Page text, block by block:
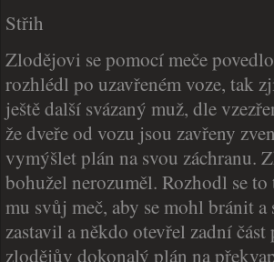
Střih
Zlodějovi se pomocí meče
rozhlédl po uzavřeném voze, tak
ještě další svázaný muž, dle
že dveře od vozu jsou zavřeny
vymýšlet plán na svou záchranu.
bohužel nerozuměl. Rozhodl se
mu svůj meč, aby se mohl bránit
zastavil a někdo otevřel zadní
zlodějův dokonalý plán na